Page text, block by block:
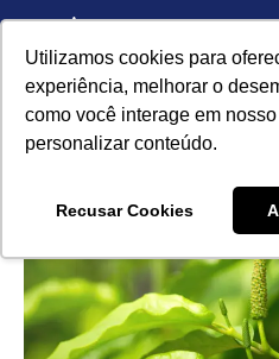
Utilizamos cookies para
experiência, melhorar o
como você interage em
personalizar conteúdo.
Recusar Cookies
Investigación
SARS-Cov-2 se
alcaloide de la